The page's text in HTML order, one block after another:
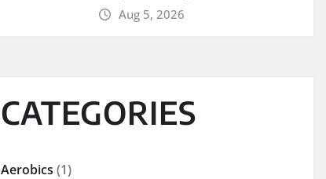
Aug 5, 2026
CATEGORIES
Aerobics (1)